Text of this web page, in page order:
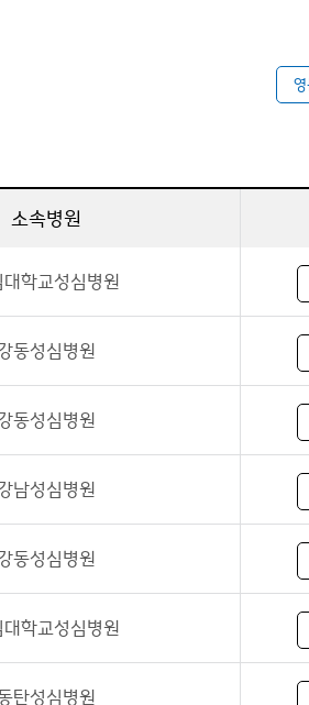
소속병원
학교성심병원
동성심병원
동성심병원
남성심병원
동성심병원
학교성심병원
탄성심병원